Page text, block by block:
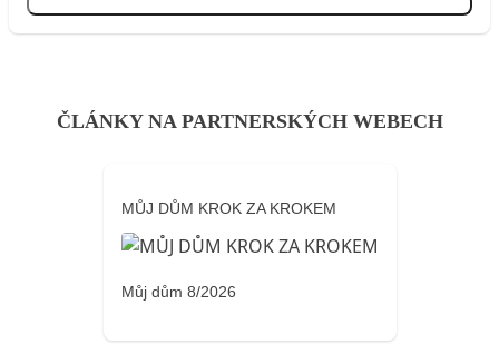
ČLÁNKY NA PARTNERSKÝCH WEBECH
MŮJ DŮM KROK ZA KROKEM
Můj dům 8/2026